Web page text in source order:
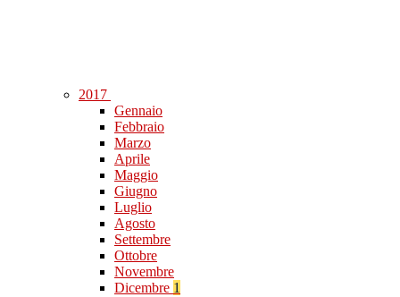
2017
Gennaio
Febbraio
Marzo
Aprile
Maggio
Giugno
Luglio
Agosto
Settembre
Ottobre
Novembre
Dicembre 1